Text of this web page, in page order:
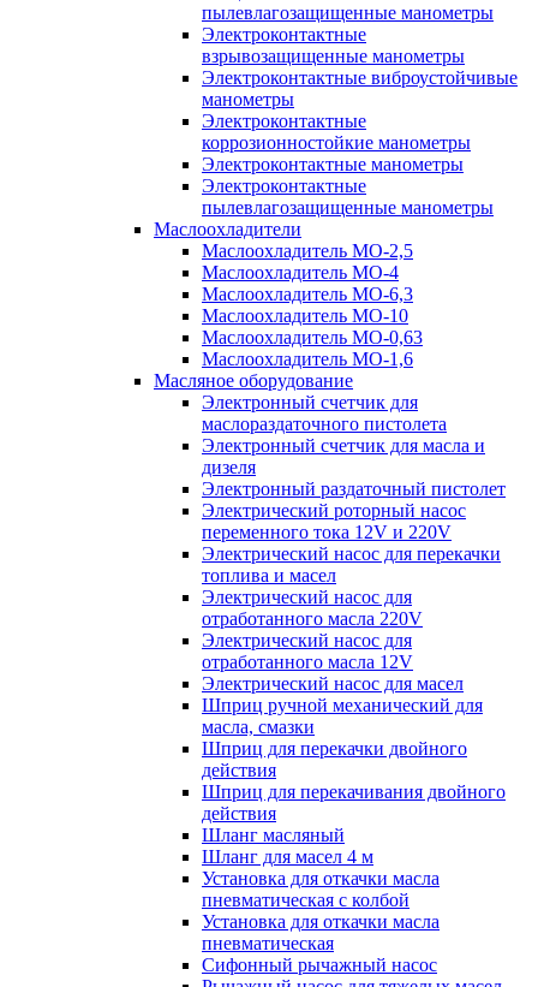
пылевлагозащищенные манометры
Электроконтактные
взрывозащищенные манометры
Электроконтактные виброустойчивые
манометры
Электроконтактные
коррозионностойкие манометры
Электроконтактные манометры
Электроконтактные
пылевлагозащищенные манометры
Маслоохладители
Маслоохладитель MO-2,5
Маслоохладитель MO-4
Маслоохладитель МО-6,3
Маслоохладитель МО-10
Маслоохладитель MO-0,63
Маслоохладитель MO-1,6
Масляное оборудование
Электронный счетчик для
маслораздаточного пистолета
Электронный счетчик для масла и
дизеля
Электронный раздаточный пистолет
Электрический роторный насос
переменного тока 12V и 220V
Электрический насос для перекачки
топлива и масел
Электрический насос для
отработанного масла 220V
Электрический насос для
отработанного масла 12V
Электрический насос для масел
Шприц ручной механический для
масла, смазки
Шприц для перекачки двойного
действия
Шприц для перекачивания двойного
действия
Шланг масляный
Шланг для масел 4 м
Установка для откачки масла
пневматическая с колбой
Установка для откачки масла
пневматическая
Сифонный рычажный насос